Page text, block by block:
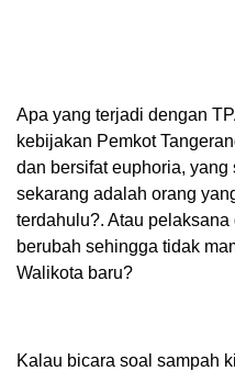
Apa yang terjadi dengan
kebijakan Pemkot
dan bersifat euphoria, yang
sekarang adalah orang
terdahulu?. Atau
berubah sehingga tidak
Walikota baru?
Kalau bicara soal sampah